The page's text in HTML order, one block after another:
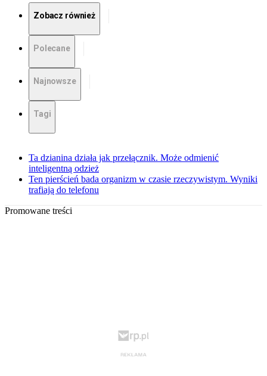
Zobacz również
Polecane
Najnowsze
Tagi
Ta dzianina działa jak przełącznik. Może odmienić
inteligentną odzież
Ten pierścień bada organizm w czasie rzeczywistym. Wyniki
trafiają do telefonu
Promowane treści